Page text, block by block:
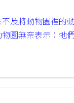
不及將動物園裡的
園無奈表示：牠